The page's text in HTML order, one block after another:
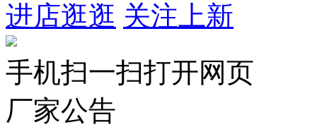
进店逛逛 关注上新
手机扫一扫打开网页
厂家公告